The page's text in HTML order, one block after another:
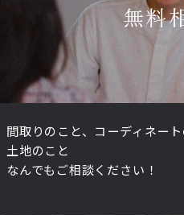
無料
間取りのこと、コーディネート
土地のこと
なんでもご相談ください！